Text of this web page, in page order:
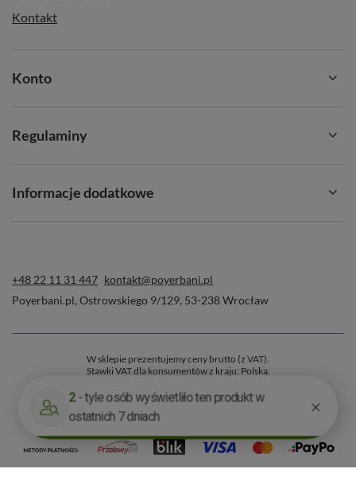
Kontakt
Konto
Regulaminy
Informacje dodatkowe
+48 22 11 31 447 kontakt@poyerbani.pl
Poyerbani.pl, Ostrowskiego 9/129, 53-238Wrocław
W sklepie prezentujemy ceny brutto (z VAT).
Stawki VAT dla konsumentów z kraju: Polska.